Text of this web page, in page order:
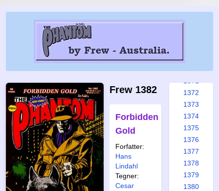
Frew 1382
Forbidden
Gold
Forfatter:
Hans
Lindahl
Tegner:
Cesar
1365
1366
1372
1373
1374
1375
1376
1377
1378
1379
1380